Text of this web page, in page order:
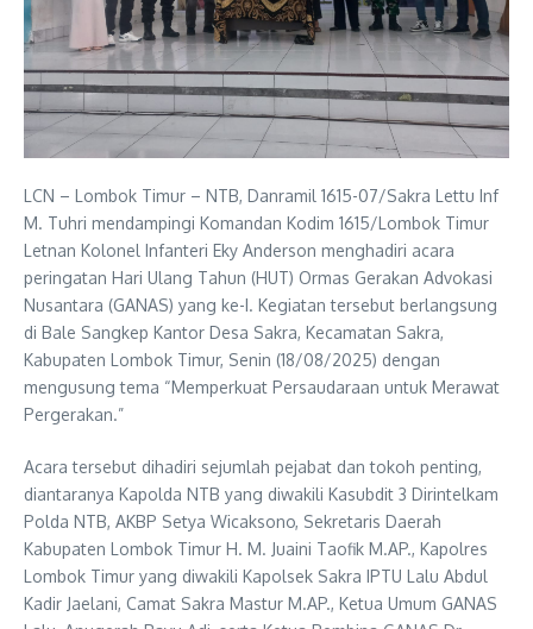
LCN – Lombok Timur – NTB, Danramil 1615-07/Sakra Lettu Inf
M. Tuhri mendampingi Komandan Kodim 1615/Lombok Timur
Letnan Kolonel Infanteri Eky Anderson menghadiri acara
peringatan Hari Ulang Tahun (HUT) Ormas Gerakan Advokasi
Nusantara (GANAS) yang ke-I. Kegiatan tersebut berlangsung
di Bale Sangkep Kantor Desa Sakra, Kecamatan Sakra,
Kabupaten Lombok Timur, Senin (18/08/2025) dengan
mengusung tema “Memperkuat Persaudaraan untuk Merawat
Pergerakan.”
Acara tersebut dihadiri sejumlah pejabat dan tokoh penting,
diantaranya Kapolda NTB yang diwakili Kasubdit 3 Dirintelkam
Polda NTB, AKBP Setya Wicaksono, Sekretaris Daerah
Kabupaten Lombok Timur H. M. Juaini Taofik M.AP., Kapolres
Lombok Timur yang diwakili Kapolsek Sakra IPTU Lalu Abdul
Kadir Jaelani, Camat Sakra Mastur M.AP., Ketua Umum GANAS